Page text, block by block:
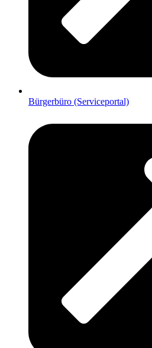
Bürgerbüro (Serviceportal)